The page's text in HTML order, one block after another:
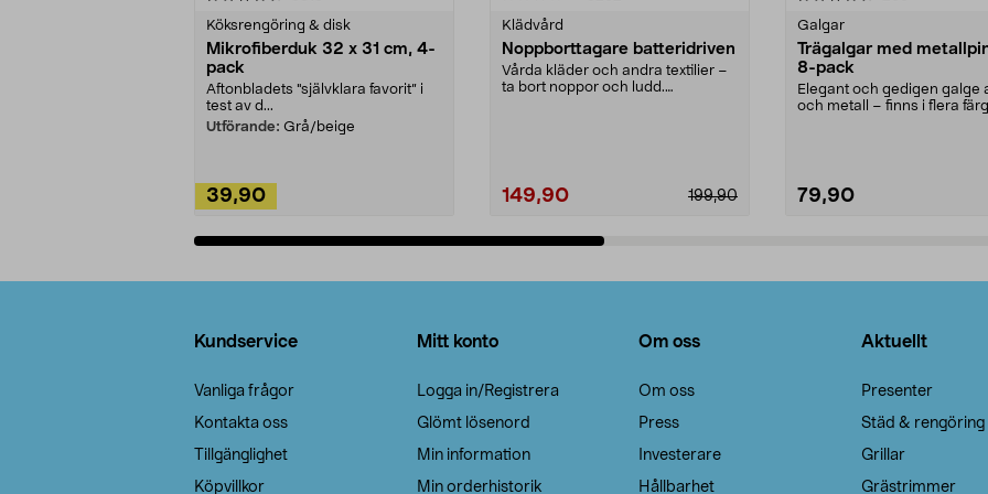
Köksrengöring & disk
Mikrofiberduk 32 x 31 cm, 4-
pack
Aftonbladets "självklara favorit” i
test av d...
Utförande: Grå/beige
39,90
Klädvård
Noppborttagare batteridriven
Vårda kläder och andra textilier –
ta bort noppor och ludd.
199,90
149,90
Galgar
Trägalgar med
8-pack
Elegant och gedigen galge
och metall – finns i flera
79,90
Kundservice
Vanliga frågor
Kontakta oss
Tillgänglighet
Köpvillkor
Mitt konto
Logga in/Registrera
Glömt lösenord
Min information
Min orderhistorik
Om oss
Om oss
Press
Investerare
Hållbarhet
Aktuellt
Presenter
Städ & rengöring
Grillar
Grästrimmer